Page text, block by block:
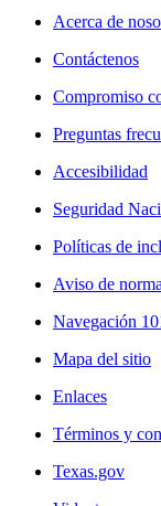
Acerca de
Contáctenos
Compromiso
Preguntas
Accesibilidad
Seguridad
Políticas de
Aviso de
Navegación
Mapa del sitio
Enlaces
Términos y
Texas.gov